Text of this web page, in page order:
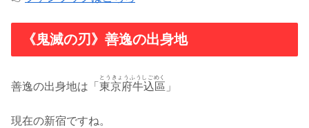
《鬼滅の刃》善逸の出身地
善逸の出身地は「 東京府牛込區
とうきょうふうしごめく
」
現在の新宿ですね。